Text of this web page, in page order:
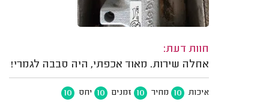
חוות דעת:
אחלה שירות. מאוד אכפתי, היה סבבה לגמרי!
איכות 10 מחיר 10 זמנים 10 יחס 10